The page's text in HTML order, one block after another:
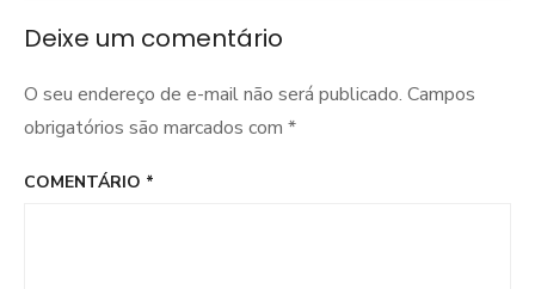
Deixe um comentário
O seu endereço de e-mail não será publicado. Campos
obrigatórios são marcados com *
COMENTÁRIO *